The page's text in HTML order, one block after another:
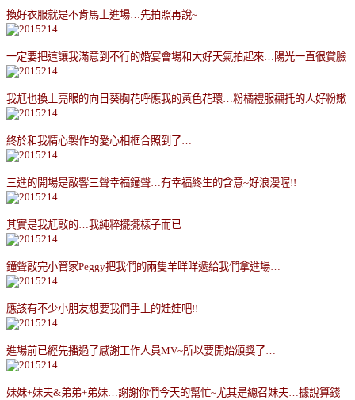
換好衣服就是不肯馬上進場 先拍照再說~
一定要把這讓我滿意到不行的婚宴會場和大好天氣拍起來 陽光一直很賞臉
我尪也換上亮眼的向日葵胸花呼應我的黃色花環 粉橘禮服襯托的人好粉嫩
終於和我精心製作的愛心相框合照到了
三進的開場是敲響三聲幸福鐘聲 有幸福終生的含意~好浪漫喔!!
其實是我尪敲的 我純粹擺擺樣子而已
鐘聲敲完小管家Peggy把我們的兩隻羊咩咩遞給我們拿進場
應該有不少小朋友想要我們手上的娃娃吧!!
進場前已經先播過了感謝工作人員MV~所以要開始頒獎了
妹妹+妹夫&弟弟+弟妹 謝謝你們今天的幫忙~尤其是總召妹夫
據說算錢